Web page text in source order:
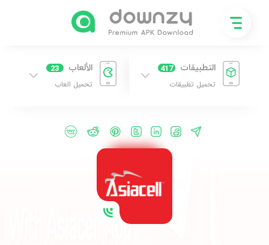
التطبيقات 417
تحميل تطبيقات
الألعاب 23
تحميل العاب